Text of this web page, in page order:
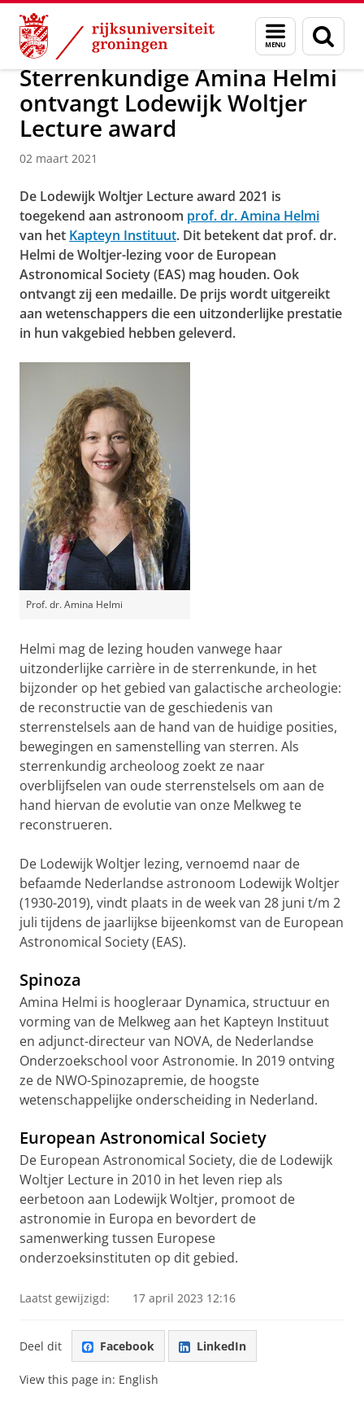
Skip
Content
Skip
Navigation
Menu
en
zoeken
Over ons Actueel Nieuws Nieuwsberichten
Sterrenkundige Amina Helmi
ontvangt Lodewijk Woltjer
Lecture award
02 maart 2021
De Lodewijk Woltjer Lecture award 2021 is
toegekend aan astronoom prof. dr. Amina Helmi
van het Kapteyn Instituut. Dit betekent dat prof. dr.
Helmi de Woltjer-lezing voor de European
Astronomical Society (EAS) mag houden. Ook
ontvangt zij een medaille. De prijs wordt uitgereikt
aan wetenschappers die een uitzonderlijke prestatie
in hun vakgebied hebben geleverd.
Prof. dr. Amina Helmi
Helmi mag de lezing houden vanwege haar
uitzonderlijke carrière in de sterrenkunde, in het
bijzonder op het gebied van galactische archeologie:
de reconstructie van de geschiedenis van
sterrenstelsels aan de hand van de huidige posities,
bewegingen en samenstelling van sterren. Als
sterrenkundig archeoloog zoekt ze naar
overblijfselen van oude sterrenstelsels om aan de
hand hiervan de evolutie van onze Melkweg te
reconstrueren.
De Lodewijk Woltjer lezing, vernoemd naar de
befaamde Nederlandse astronoom Lodewijk Woltjer
(1930-2019), vindt plaats in de week van 28 juni t/m 2
juli tijdens de jaarlijkse bijeenkomst van de European
Astronomical Society (EAS).
Spinoza
Amina Helmi is hoogleraar Dynamica, structuur en
vorming van de Melkweg aan het Kapteyn Instituut
en adjunct-directeur van NOVA, de Nederlandse
Onderzoekschool voor Astronomie. In 2019 ontving
ze de NWO-Spinozapremie, de hoogste
wetenschappelijke onderscheiding in Nederland.
European Astronomical Society
De European Astronomical Society, die de Lodewijk
Woltjer Lecture in 2010 in het leven riep als
eerbetoon aan Lodewijk Woltjer, promoot de
astronomie in Europa en bevordert de
samenwerking tussen Europese
onderzoeksinstituten op dit gebied.
Laatst gewijzigd: 17 april 2023 12:16
Deel dit Facebook LinkedIn
View this page in: English